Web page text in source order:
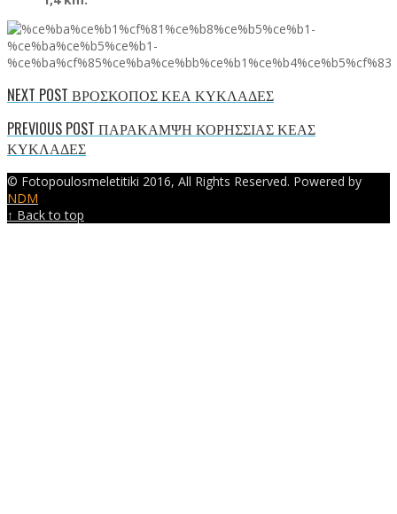
NEXT POST ΒΡΟΣΚΟΠΟΣ ΚΕΑ ΚΥΚΛΑΔΕΣ
PREVIOUS POST ΠΑΡΑΚΑΜΨΗ ΚΟΡΗΣΣΙΑΣ ΚΕΑΣ
ΚΥΚΛΑΔΕΣ
© Fotopoulosmeletitiki 2016, All Rights Reserved. Powered by
NDM
↑ Back to top